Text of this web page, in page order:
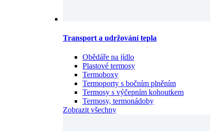
Transport a udržování tepla
Obědáře na jídlo
Plastové termosy
Termoboxy
Termoporty s bočním plněním
Termosy s výčepním kohoutkem
Termosy, termonádoby
Zobrazit všechny